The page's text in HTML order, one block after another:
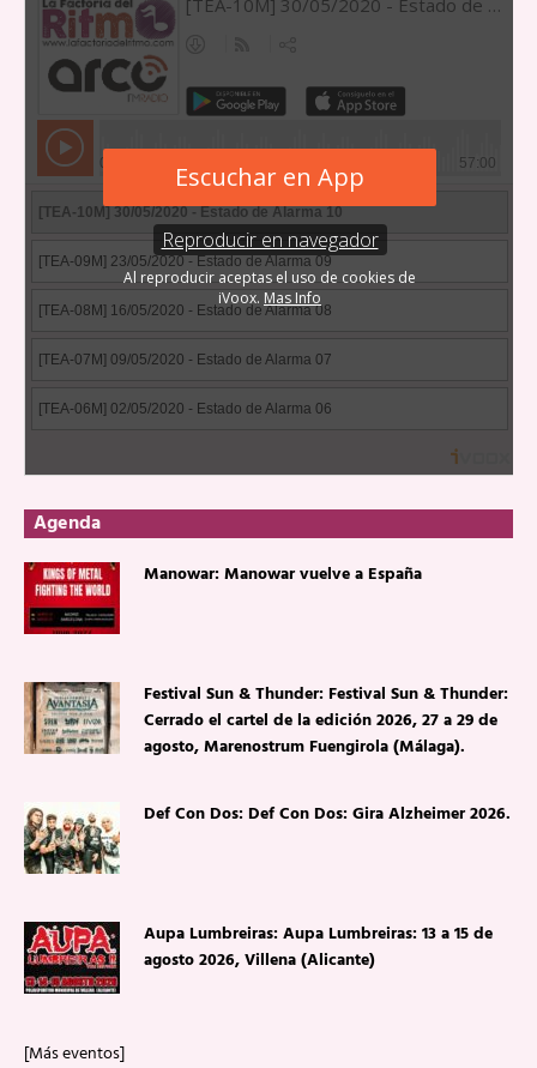
Agenda
Manowar: Manowar vuelve a España
Festival Sun & Thunder: Festival Sun & Thunder:
Cerrado el cartel de la edición 2026, 27 a 29 de
agosto, Marenostrum Fuengirola (Málaga).
Def Con Dos: Def Con Dos: Gira Alzheimer 2026.
Aupa Lumbreiras: Aupa Lumbreiras: 13 a 15 de
agosto 2026, Villena (Alicante)
[Más eventos]